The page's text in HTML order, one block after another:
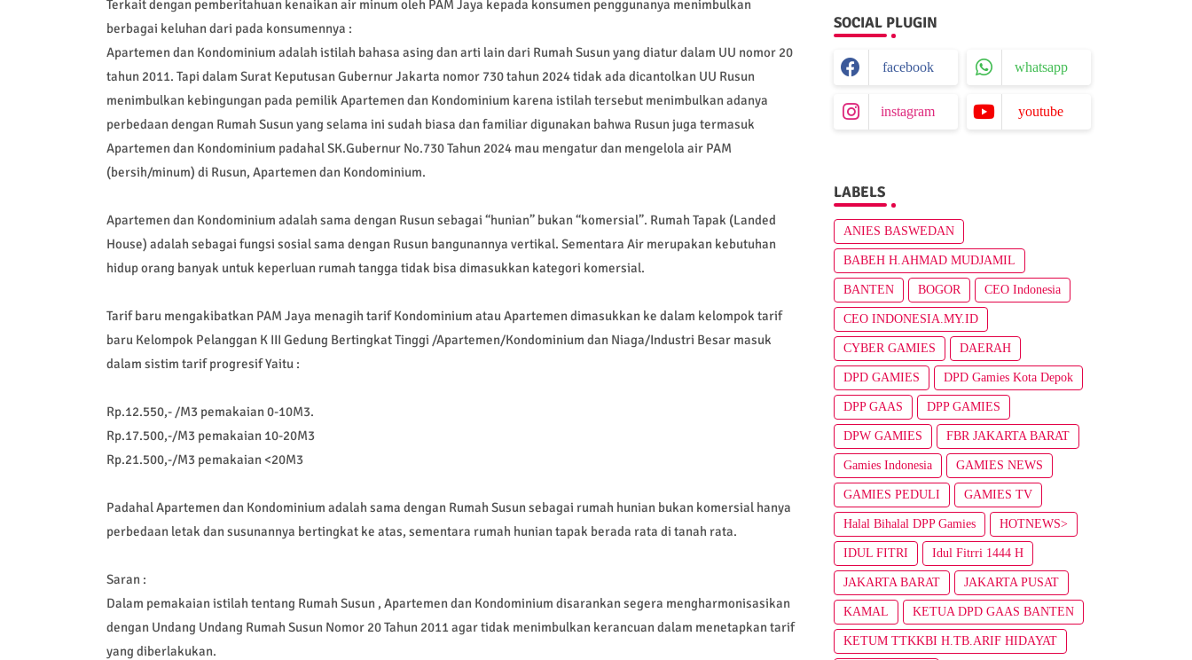
Terkait dengan pemberitahuan kenaikan air minum oleh PAM Jaya kepada konsumen penggunanya menimbulkan
berbagai keluhan dari pada konsumennya :
Apartemen dan Kondominium adalah istilah bahasa asing dan arti lain dari Rumah Susun yang diatur dalam UU nomor 20
tahun 2011. Tapi dalam Surat Keputusan Gubernur Jakarta nomor 730 tahun 2024 tidak ada dicantolkan UU Rusun
menimbulkan kebingungan pada pemilik Apartemen dan Kondominium karena istilah tersebut menimbulkan adanya
perbedaan dengan Rumah Susun yang selama ini sudah biasa dan familiar digunakan bahwa Rusun juga termasuk
Apartemen dan Kondominium padahal SK.Gubernur No.730 Tahun 2024 mau mengatur dan mengelola air PAM
(bersih/minum) di Rusun, Apartemen dan Kondominium.
Apartemen dan Kondominium adalah sama dengan Rusun sebagai “hunian” bukan “komersial”. Rumah Tapak (Landed
House) adalah sebagai fungsi sosial sama dengan Rusun bangunannya vertikal. Sementara Air merupakan kebutuhan
hidup orang banyak untuk keperluan rumah tangga tidak bisa dimasukkan kategori komersial.
Tarif baru mengakibatkan PAM Jaya menagih tarif Kondominium atau Apartemen dimasukkan ke dalam kelompok tarif
baru Kelompok Pelanggan K III Gedung Bertingkat Tinggi /Apartemen/Kondominium dan Niaga/Industri Besar masuk
dalam sistim tarif progresif Yaitu :
Rp.12.550,- /M3 pemakaian 0-10M3.
Rp.17.500,-/M3 pemakaian 10-20M3
Rp.21.500,-/M3 pemakaian <20M3
Padahal Apartemen dan Kondominium adalah sama dengan Rumah Susun sebagai rumah hunian bukan komersial hanya
perbedaan letak dan susunannya bertingkat ke atas, sementara rumah hunian tapak berada rata di tanah rata.
Saran :
Dalam pemakaian istilah tentang Rumah Susun , Apartemen dan Kondominium disarankan segera mengharmonisasikan
dengan Undang Undang Rumah Susun Nomor 20 Tahun 2011 agar tidak menimbulkan kerancuan dalam menetapkan tarif
yang diberlakukan.
SOCIAL PLUGIN
facebook whatsapp
instagram youtube
LABELS
ANIES BASWEDAN
BABEH H.AHMAD MUDJAMIL
BANTEN BOGOR CEO Indonesia
CEO INDONESIA.MY.ID
CYBER GAMIES DAERAH
DPD GAMIES DPD Gamies Kota Depok
DPP GAAS DPP GAMIES
DPW GAMIES FBR JAKARTA BARAT
Gamies Indonesia GAMIES NEWS
GAMIES PEDULI GAMIES TV
Halal Bihalal DPP Gamies HOTNEWS>
IDUL FITRI Idul Fitrri 1444 H
JAKARTA BARAT JAKARTA PUSAT
KAMAL KETUA DPD GAAS BANTEN
KETUM TTKKBI H.TB.ARIF HIDAYAT